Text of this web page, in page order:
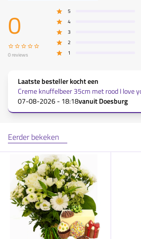
0
0 reviews
5
4
3
2
1
Laatste besteller kocht een
Creme knuffelbeer 35cm met rood I love
07-08-2026 - 18:18vanuitDoesburg
Eerder bekeken